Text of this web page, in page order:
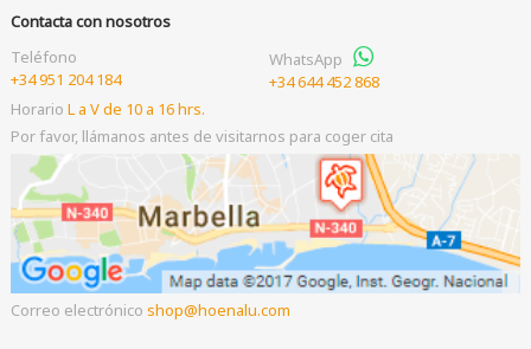
Contacta con nosotros
Teléfono
+34 951 204 184
WhatsApp
+34 644 452 868
Horario L a V de 10 a 16 hrs.
Por favor, llámanos antes de visitarnos para coger cita
Correo electrónico shop hoenalu.com